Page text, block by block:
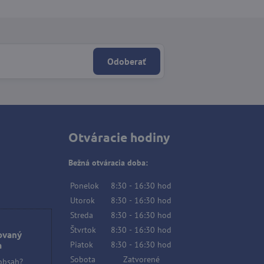
Odoberať
Otváracie hodiny
Bežná otváracia doba:
Ponelok 8:30 - 16:30 hod
Utorok
8:30 - 16:30 hod
Streda
8:30 - 16:30 hod
Štvrtok
8:30 - 16:30 hod
Piatok
8:30 - 16:30 hod
Sobota
Zatvorené